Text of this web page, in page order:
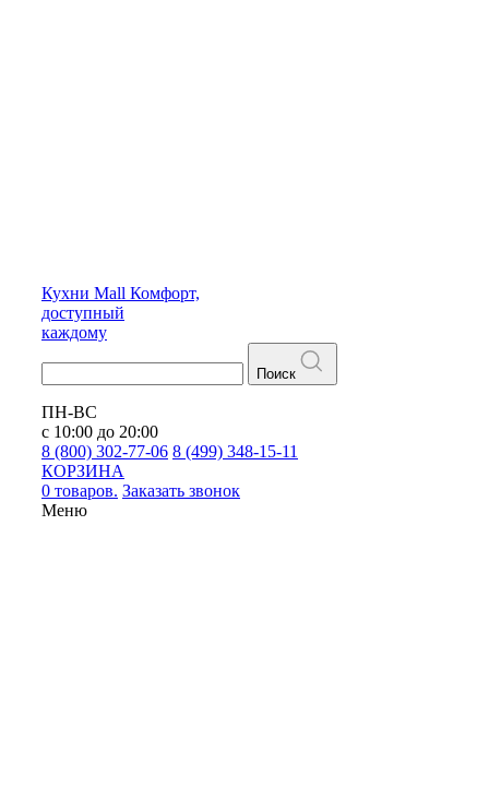
Кухни Mall Комфорт,
доступный
каждому
Поиск
ПН-ВС
с 10:00 до 20:00
8 (800) 302-77-06 8 (499) 348-15-11
КОРЗИНА
0 товаров. Заказать звонок
Меню